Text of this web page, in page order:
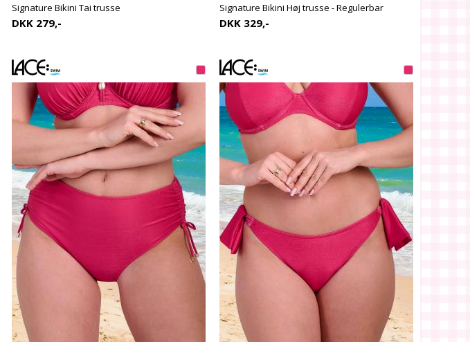
Signature Bikini Tai trusse
DKK 279,-
Signature Bikini Høj trusse - Regulerbar
DKK 329,-